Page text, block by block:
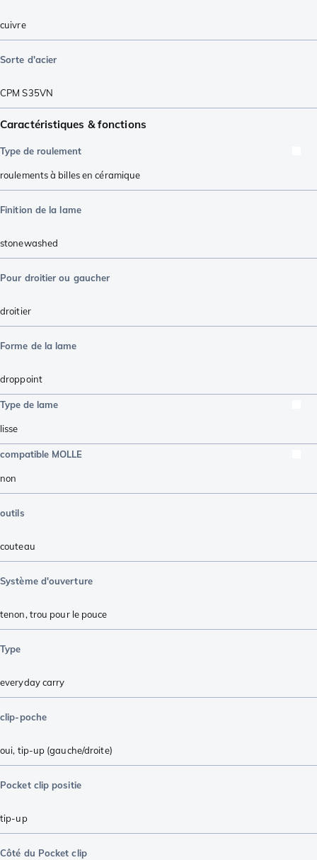
cuivre
Sorte d'acier
CPM S35VN
Caractéristiques & fonctions
Type de roulement
roulements à billes en céramique
Finition de la lame
stonewashed
Pour droitier ou gaucher
droitier
Forme de la lame
droppoint
Type de lame
lisse
compatible MOLLE
non
outils
couteau
Système d'ouverture
tenon, trou pour le pouce
Type
everyday carry
clip-poche
oui, tip-up (gauche/droite)
Pocket clip positie
tip-up
Côté du Pocket clip